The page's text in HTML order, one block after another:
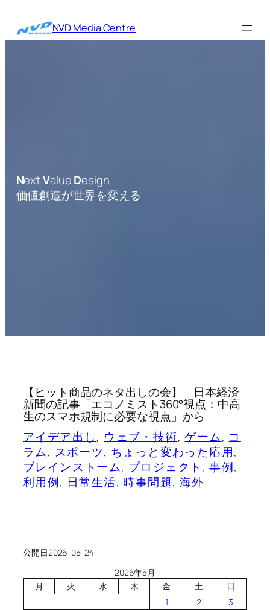
を
NVD Media Centre
NextValueDesign
価値創造が世界を変える
【ヒット商品のネタ出しの会】 日本経済
新聞の記事「エコノミスト360°視点：中高
生のスマホ規制に必要な視点」から
アイデア出し, ウェブ・技術, ゲーム, コ
ラム, スポーツ, ちょっと変わった応用
ブレインストーム, プロジェクト , 事例
利用例, 日常生活, 時事問題, 海外
公開日2026-05-24
2026年5月
月
火 水 木 金 土
日
1
2
3